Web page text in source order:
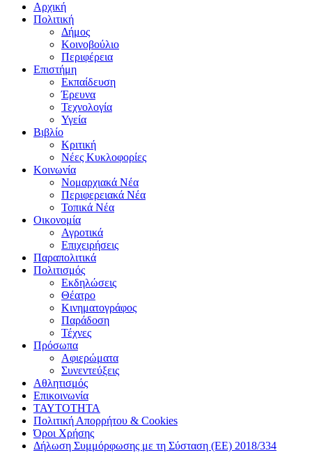
Αρχική
Πολιτική
Δήμος
Κοινοβούλιο
Περιφέρεια
Επιστήμη
Εκπαίδευση
Έρευνα
Τεχνολογία
Υγεία
Βιβλίο
Κριτική
Νέες Κυκλοφορίες
Κοινωνία
Νομαρχιακά Νέα
Περιφερειακά Νέα
Τοπικά Νέα
Οικονομία
Αγροτικά
Επιχειρήσεις
Παραπολιτικά
Πολιτισμός
Εκδηλώσεις
Θέατρο
Κινηματογράφος
Παράδοση
Τέχνες
Πρόσωπα
Αφιερώματα
Συνεντεύξεις
Αθλητισμός
Επικοινωνία
ΤΑΥΤΟΤΗΤΑ
Πολιτική Απορρήτου & Cookies
Όροι Χρήσης
Δήλωση Συμμόρφωσης με τη Σύσταση (ΕΕ) 2018/334